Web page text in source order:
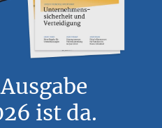
ist da.